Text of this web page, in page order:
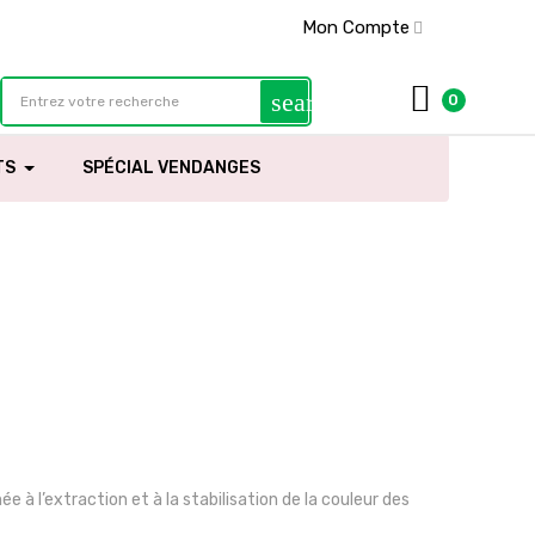
Mon Compte
search 0
SPÉCIAL VENDANGES
à l’extraction et à la stabilisation de la couleur des